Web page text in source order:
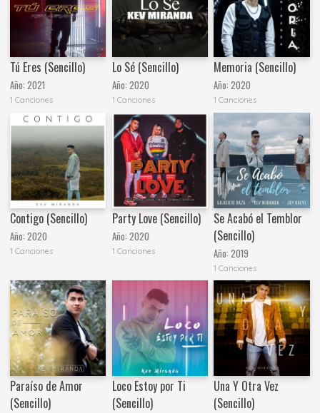
Tú Eres (Sencillo)
Año:2021
1 Canciones
Lo Sé (Sencillo)
Año: 2020
1 Canciones
Memoria (Sencillo)
Año:2020
1 Canciones
Contigo (Sencillo)
Año:2020
1 Canciones
Party Love (Sencillo)
Año: 2020
1 Canciones
Se Acabó el Temblor
(Sencillo)
Año:2019
1 Canciones
Paraíso de Amor
(Sencillo)
Loco Estoy por Ti
(Sencillo)
Una Y Otra Vez
(Sencillo)